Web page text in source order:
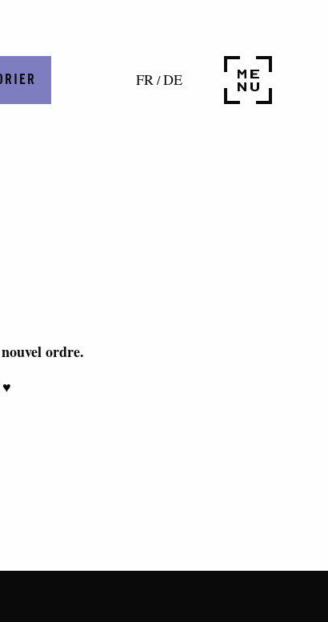
FR/DE
ordre.